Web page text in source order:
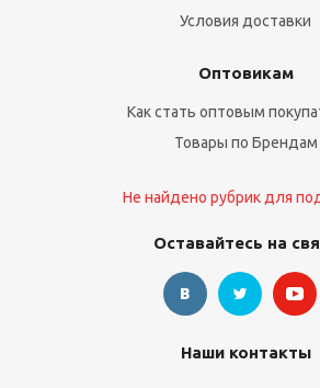
Условия доставки
Оптовикам
Как стать оптовым
Товары по Брендам
Не найдено рубрик для
Оставайтесь на
Наши контакты